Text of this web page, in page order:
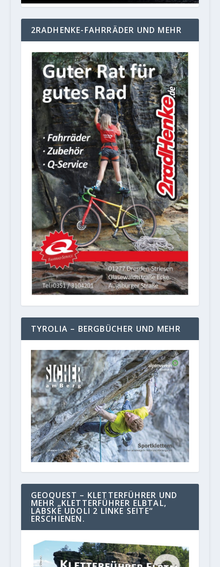
2RADHENKE-FAHRRÄDER UND MEHR
TYROLIA – BERGBÜCHER UND MEHR
GEOQUEST – KLETTERFÜHRER UND
MEHR „KLETTERFÜHRER ELBTAL,
LABSKE UDOLI 2 LINKE SEITE“
ERSCHIENEN.